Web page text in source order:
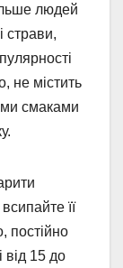
людей
страви,
не містить
смаками
її
постійно
від 15 до